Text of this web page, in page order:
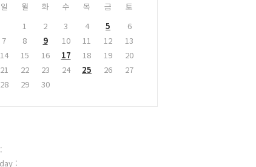
일 월 화 수 목 금
토
1
2 3 4 5
6
7
8 9 10 11 12
13
14
15 16 17 18 19
20
21
22 23 24 25 26
27
28
29 30
: